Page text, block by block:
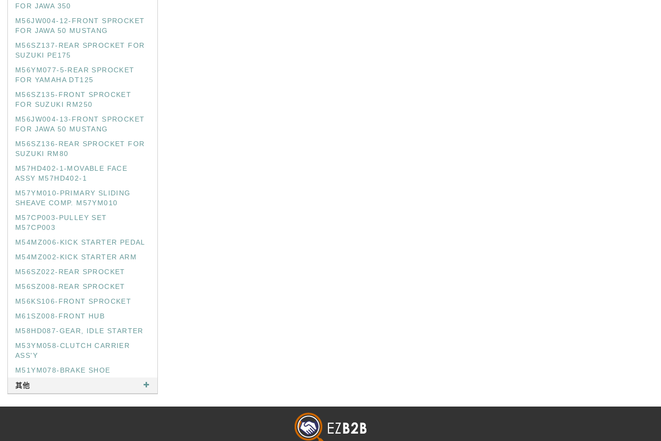
FOR JAWA 350
M56JW004-12-FRONT SPROCKET
FOR JAWA 50 MUSTANG
M56SZ137-REAR SPROCKET FOR
SUZUKI PE175
M56YM077-5-REAR SPROCKET
FOR YAMAHA DT125
M56SZ135-FRONT SPROCKET
FOR SUZUKI RM250
M56JW004-13-FRONT SPROCKET
FOR JAWA 50 MUSTANG
M56SZ136-REAR SPROCKET FOR
SUZUKI RM80
M57HD402-1-MOVABLE FACE
ASSY M57HD402-1
M57YM010-PRIMARY SLIDING
SHEAVE COMP. M57YM010
M57CP003-PULLEY SET
M57CP003
M54MZ006-KICK STARTER PEDAL
M54MZ002-KICK STARTER ARM
M56SZ022-REAR SPROCKET
M56SZ008-REAR SPROCKET
M56KS106-FRONT SPROCKET
M61SZ008-FRONT HUB
M58HD087-GEAR, IDLE STARTER
M53YM058-CLUTCH CARRIER
ASS'Y
M51YM078-BRAKE SHOE
其他